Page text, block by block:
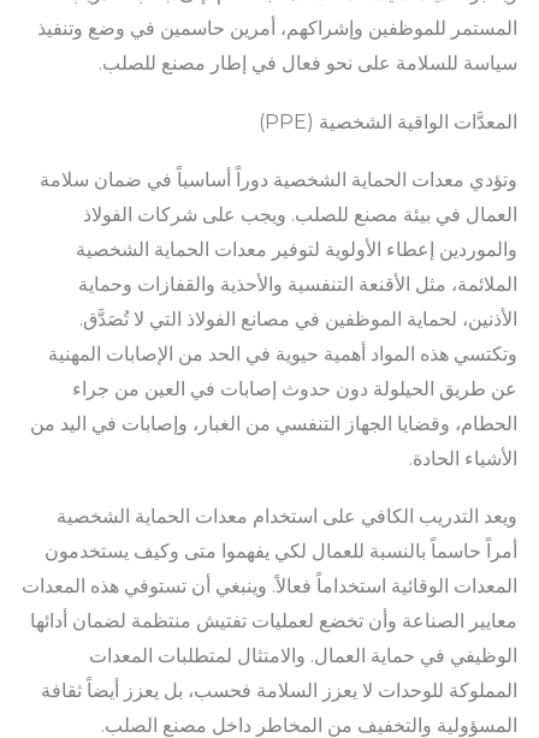
المستمر للموظفين وإشراكهم، أمرين حاسمين في وضع وتنفيذ
سياسة للسلامة على نحو فعال في إطار مصنع للصلب.
المعدَّات الواقية الشخصية (PPE)
وتؤدي معدات الحماية الشخصية دوراً أساسياً في ضمان سلامة
العمال في بيئة مصنع للصلب. ويجب على شركات الفولاذ
والموردين إعطاء الأولوية لتوفير معدات الحماية الشخصية
الملائمة، مثل الأقنعة التنفسية والأحذية والقفازات وحماية
الأذنين، لحماية الموظفين في مصانع الفولاذ التي لا تُصَدَّق.
وتكتسي هذه المواد أهمية حيوية في الحد من الإصابات المهنية
عن طريق الحيلولة دون حدوث إصابات في العين من جراء
الحطام، وقضايا الجهاز التنفسي من الغبار، وإصابات في اليد من
الأشياء الحادة.
ويعد التدريب الكافي على استخدام معدات الحماية الشخصية
أمراً حاسماً بالنسبة للعمال لكي يفهموا متى وكيف يستخدمون
المعدات الوقائية استخداماً فعالاً. وينبغي أن تستوفي هذه المعدات
معايير الصناعة وأن تخضع لعمليات تفتيش منتظمة لضمان أدائها
الوظيفي في حماية العمال. والامتثال لمتطلبات المعدات
المملوكة للوحدات لا يعزز السلامة فحسب، بل يعزز أيضاً ثقافة
المسؤولية والتخفيف من المخاطر داخل مصنع الصلب.